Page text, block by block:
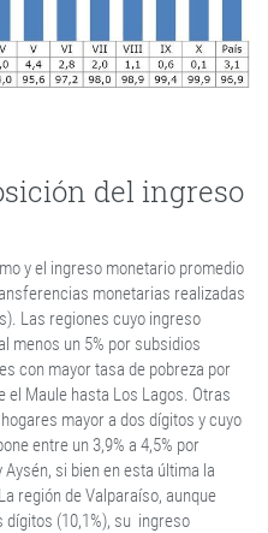
del ingreso
y el ingreso monetario promedio
monetarias realizadas
Las regiones cuyo ingreso
menos un 5% por subsidios
con mayor tasa de pobreza por
el Maule hasta Los Lagos. Otras
mayor a dos dígitos y cuyo
entre un 3,9% a 4,5% por
Aysén, si bien en esta última la
región de Valparaíso, aunque
dígitos (10,1%), su ingreso